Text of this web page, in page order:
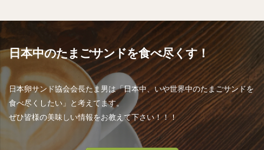
日本中のたまごサンドを食べ尽くす！
日本卵サンド協会会長たま男は「日本中、いや世界中のたまごサンドを
食べ尽くしたい」と考えてます。
ぜひ皆様の美味しい情報をお教えて下さい！！！